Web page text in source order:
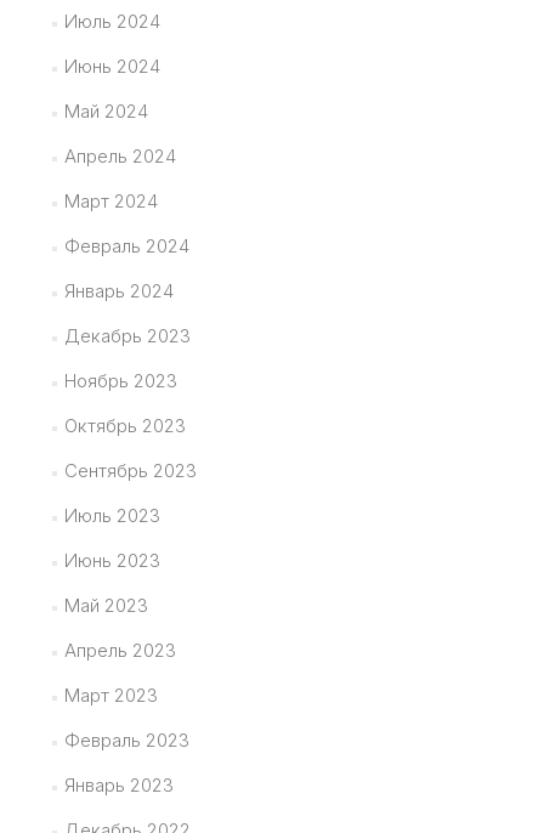
Июль 2024
Июнь 2024
Май 2024
Апрель 2024
Март 2024
Февраль 2024
Январь 2024
Декабрь 2023
Ноябрь 2023
Октябрь 2023
Сентябрь 2023
Июль 2023
Июнь 2023
Май 2023
Апрель 2023
Март 2023
Февраль 2023
Январь 2023